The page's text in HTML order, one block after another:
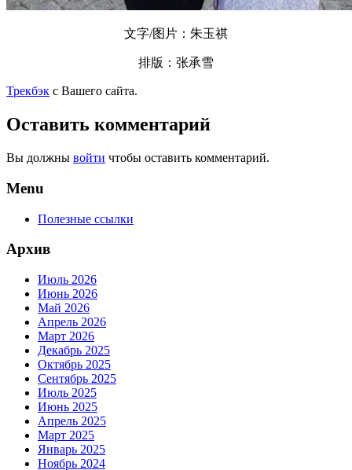
文字/图片：朱玉祺
排版：张承雪
Трекбэк с Вашего сайта.
Оставить комментарий
Вы должны войти чтобы оставить комментарий.
Menu
Полезные ссылки
Архив
Июль 2026
Июнь 2026
Май 2026
Апрель 2026
Март 2026
Декабрь 2025
Октябрь 2025
Сентябрь 2025
Июль 2025
Июнь 2025
Апрель 2025
Март 2025
Январь 2025
Ноябрь 2024